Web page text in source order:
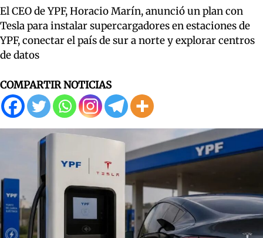
El CEO de YPF, Horacio Marín, anunció un plan con
Tesla para instalar supercargadores en estaciones de
YPF, conectar el país de sur a norte y explorar centros
de datos
COMPARTIR NOTICIAS